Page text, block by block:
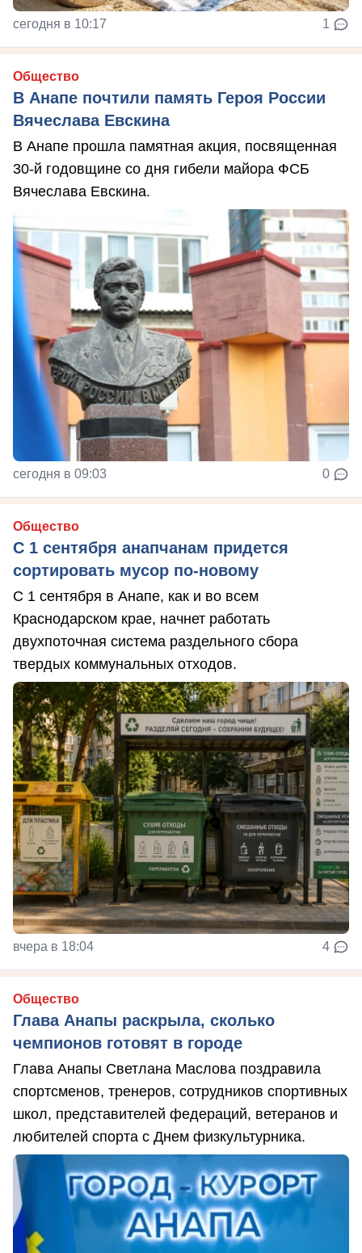
сегодня в 10:17 1
Общество
В Анапе почтили память Героя России
Вячеслава Евскина
В Анапе прошла памятная акция, посвященная
30-й годовщине со дня гибели майора ФСБ
Вячеслава Евскина.
сегодня в 09:03 0
Общество
С 1 сентября анапчанам придется
сортировать мусор по-новому
С 1 сентября в Анапе, как и во всем
Краснодарском крае, начнет работать
двухпоточная система раздельного сбора
твердых коммунальных отходов.
вчера в 18:04 4
Общество
Глава Анапы раскрыла, сколько
чемпионов готовят в городе
Глава Анапы Светлана Маслова поздравила
спортсменов, тренеров, сотрудников спортивных
школ, представителей федераций, ветеранов и
любителей спорта с Днем физкультурника.